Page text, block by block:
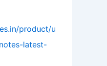
product/u
latest-